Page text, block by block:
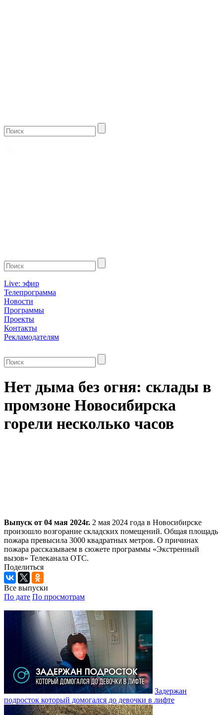
Live: эфир
Телепрограмма
Новости
Программы
Проекты
Контакты
Рекламодателям
Нет дыма без огня: склады в
промзоне Новосибирска
горели несколько часов
Выпуск от 04 мая 2024г. 2 мая 2024 года в Новосибирске
произошло возгорание складских помещений. Общая площадь
пожара превысила 3000 квадратных метров. О причинах
пожара рассказываем в сюжете программы «Экстренный
вызов» Телеканала ОТС.
Поделиться
Все выпуски
По дате По просмотрам
Задержан
подросток который домогался до девочки в лифте